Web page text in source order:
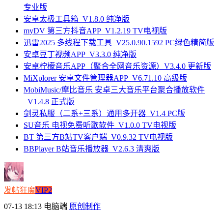
专业版
安卓太极工具箱_V1.8.0 纯净版
myDV 第三方抖音APP_V1.2.19 TV电视版
迅雷2025 多线程下载工具_V25.0.90.1592 PC绿色精简版
安卓豆丁视频APP_V3.3.0 纯净版
安卓柠檬音乐APP（聚合全网音乐资源）V3.4.0 更新版
MiXplorer 安卓文件管理器APP_V6.71.10 高级版
MobiMusic/摩比音乐 安卓三大音乐平台聚合播放软件
_V1.4.8 正式版
剑灵私服（二系+三系）通用多开器_V1.4 PC版
SU音乐 电视免费听歌软件_V1.0.0 TV电视版
BT 第三方B站TV客户端_V0.9.32 TV电视版
BBPlayer B站音乐播放器_V2.6.3 清爽版
发帖狂魔VIP2
07-13 18:13 电脑端 原创制作